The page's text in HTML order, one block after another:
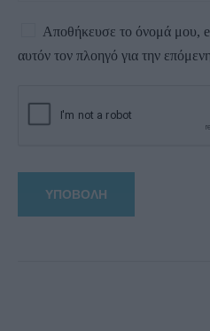
Αποθήκευσε το όνομά μου,
αυτόν τον πλοηγό για την